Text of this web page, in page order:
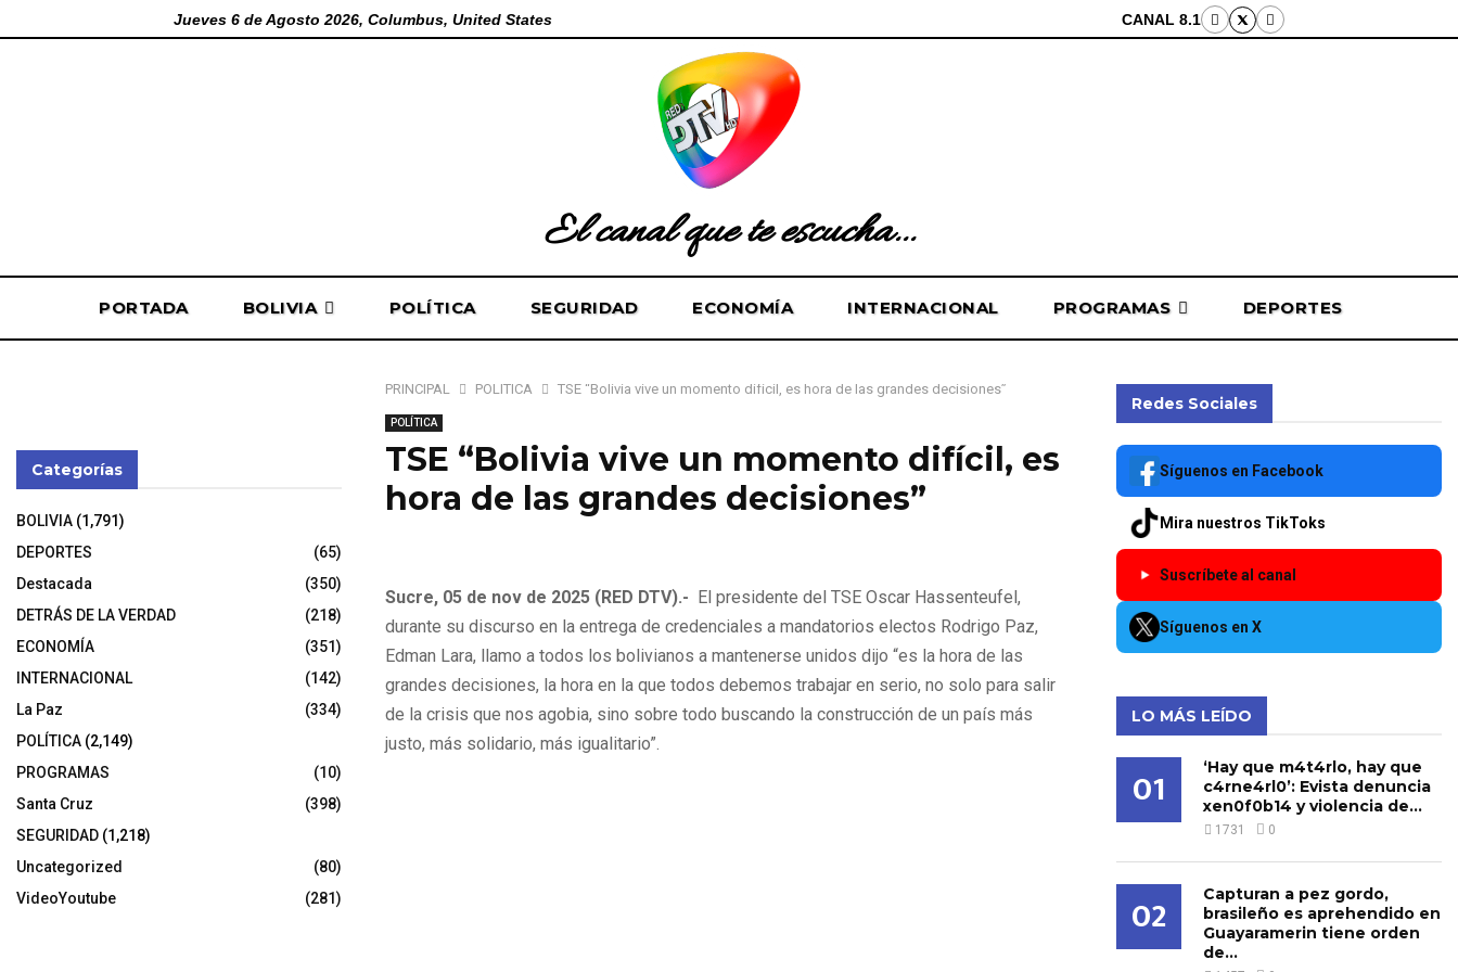
Jueves 6 de Agosto 2026, Columbus, United States CANAL 8.1
El canal que te escucha...
PORTADA BOLIVIA POLÍTICA SEGURIDAD ECONOMÍA INTERNACIONAL PROGRAMAS DEPORTES
PRINCIPAL POLÍTICA TSE “Bolivia vive un momento difícil, es hora de las grandes decisiones”
POLÍTICA
TSE “Bolivia vive un momento difícil, es
hora de las grandes decisiones”
Sucre, 05 de nov de 2025 (RED DTV).- El presidente del TSE Oscar Hassenteufel,
durante su discurso en la entrega de credenciales a mandatorios electos Rodrigo Paz,
Edman Lara, llamo a todos los bolivianos a mantenerse unidos dijo “es la hora de las
grandes decisiones, la hora en la que todos debemos trabajar en serio, no solo para salir
de la crisis que nos agobia, sino sobre todo buscando la construcción de un país más
justo, más solidario, más igualitario”.
Categorías
BOLIVIA (1,791)
DEPORTES
(65)
Destacada
(350)
DETRÁS DE LA VERDAD
(218)
ECONOMÍA
(351)
INTERNACIONAL
(142)
La Paz
(334)
POLÍTICA (2,149)
PROGRAMAS
(10)
Santa Cruz
(398)
SEGURIDAD (1,218)
Uncategorized
(80)
VideoYoutube
(281)
Redes Sociales
Síguenos en Facebook
Mira nuestros TikToks
Suscríbete al canal
Síguenos en X
LO MÁS LEÍDO
01
‘Hay que m4t4rlo, hay que
c4rne4rl0’: Evista denuncia
xen0f0b14 y violencia de...
1731 0
02
Capturan a pez gordo,
brasileño es aprehendido en
Guayaramerin tiene orden
de...